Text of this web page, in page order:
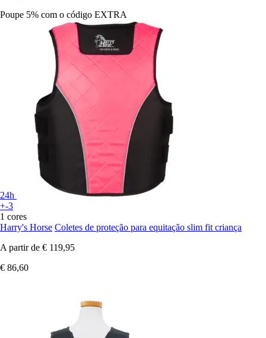
Poupe 5% com o código EXTRA
24h
+-3
1 cores
Harry's Horse Coletes de proteção para equitação slim fit criança
A partir de € 119,95
€ 86,60